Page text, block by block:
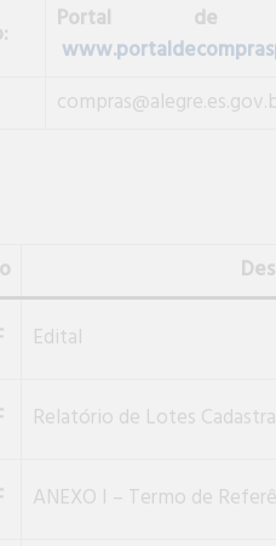
Portal de
Edital
Relatório de Lotes
ANEXO I – Termo de